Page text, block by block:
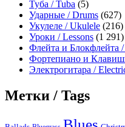
Туба / Tuba (5)
Ударные / Drums (627)
Укулеле / Ukulele (216)
Уроки / Lessons (1 291)
Флейта и Блокфлейта
Фортепиано и
Электрогитара /
Метки / Tags